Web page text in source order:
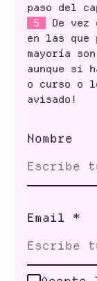
paso del
5
De
en las que
mayoría
aunque si
o curso o
avisado!
Nombre
Email *